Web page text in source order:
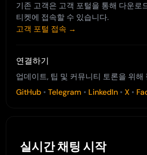
기존 고객은 고객 포털을 통해 다운로
티켓에 접속할 수 있습니다.
고객 포털 접속 →
연결하기
업데이트, 팁 및 커뮤니티 토론을 위해
GitHub • Telegram • LinkedIn • X •
실시간 채팅 시작